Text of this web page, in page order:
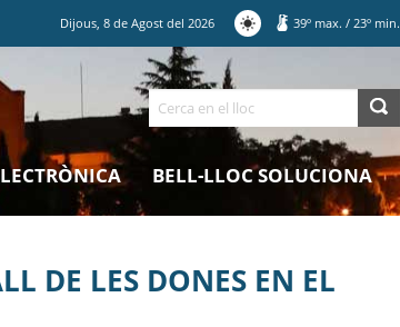
Dijous,8 deAgost del2026 39º max. / 23º min.
Cerca
BELL-LLOC SOLUCIONA
DE LES DONES EN EL